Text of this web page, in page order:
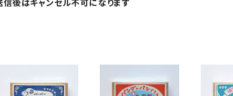
後はキャンセル不可になります